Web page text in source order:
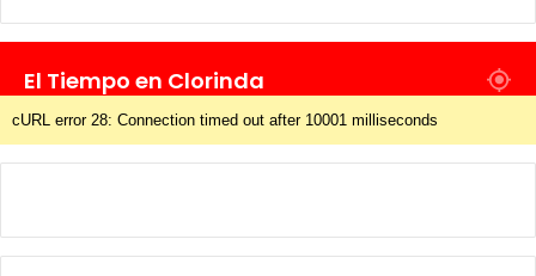
El Tiempo en Clorinda
cURL error 28: Connection timed out after 10001 milliseconds